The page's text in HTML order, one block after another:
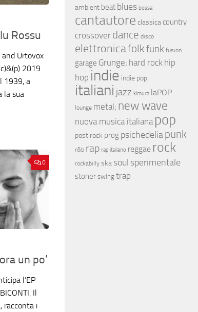
Rossu
and Urtovox
2019
1939, a
la sua
0
un po’
l’EP
Il
racconta i
ambient beat blues bossa
cantautore classica country
crossover dance disco
elettronicafolkfunk fusion
garage Grunge; hard rock hip
hop indie indie pop
italiani jazz kimura laPOP
lounge metal; new wave
nuova musica italiana pop
post rock prog psichedeliapunk
r&b rap rap italiano reggae rock
rockabilly ska soul sperimentale
stoner swing trap